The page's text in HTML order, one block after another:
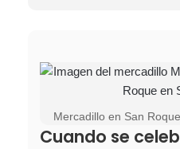
Mercadillo en San
Cuando se